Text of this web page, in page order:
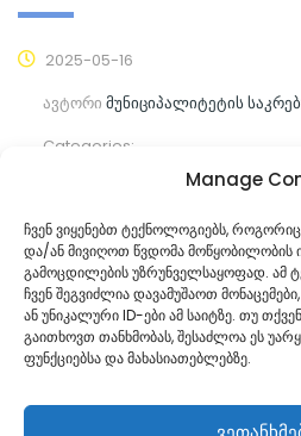
Manage
ჩვენ ვიყენებთ ტექნოლოგიებს,
და/ან მივიღოთ წვდომა მოწყობილობის
გამოცდილების უზრუნველსაყოფად. ამ
ჩვენ შეგვიძლია დავამუშაოთ
ან უნიკალური ID-ები ამ საიტზე. თუ
გაითხოვთ თანხმობას, შესაძლოა ეს
ფუნქციებსა და მახასიათებლებზე.
2025-05-16
ავტორი მუნიციპალიტეტის
Categories:
კომენტარები ჯერ არ არის
ᲒᲐᲜᲐᲒᲠᲫᲔ ᲙᲘᲗᲮᲕᲐ